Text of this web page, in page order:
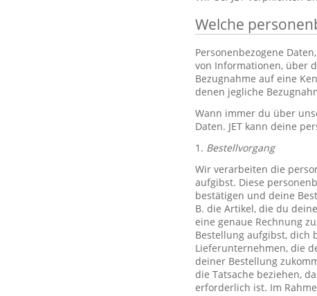
Welche
Personenbezogene
von Informationen, über
Bezugnahme auf eine
denen jegliche
Wann immer du über
Daten. JET kann deine
1. Bestellvorgang
Wir verarbeiten die
aufgibst. Diese
bestätigen und deine
B. die Artikel, die du
eine genaue Rechnung
Bestellung aufgibst, dich
Lieferunternehmen, die
deiner Bestellung
die Tatsache beziehen,
erforderlich ist. Im